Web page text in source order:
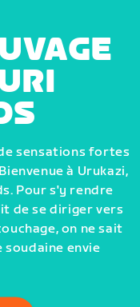
sensations fortes
à Urukazi,
Pour s'y rendre
de se diriger vers
on ne sait
soudaine envie